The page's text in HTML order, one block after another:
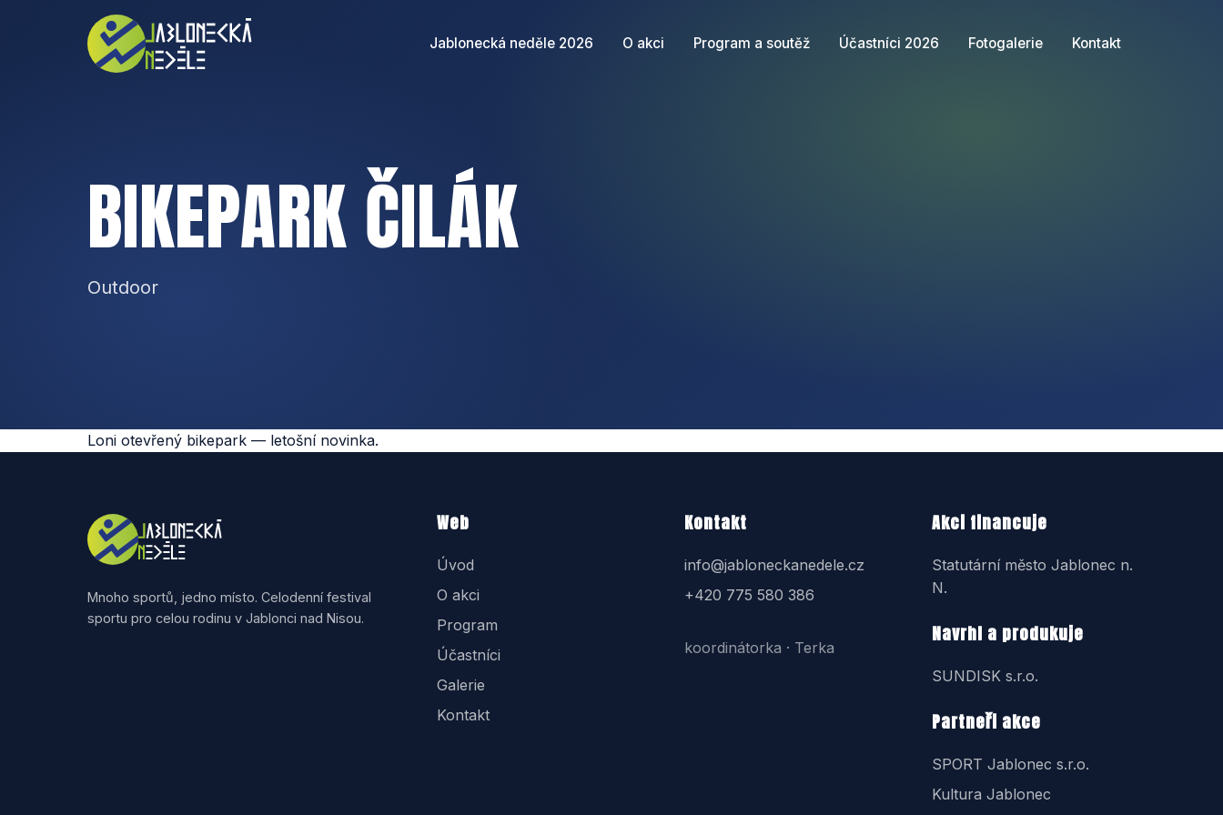
Jablonecká neděle 2026 O akci Program a soutěž Účastníci 2026 Fotogalerie Kontakt
BIKEPARK ČILÁK
Outdoor
Loni otevřený bikepark — letošní novinka.
Mnoho sportů, jedno místo. Celodenní festival
sportu pro celou rodinu v Jablonci nad Nisou.
Web
Úvod
O akci
Program
Účastníci
Galerie
Kontakt
Kontakt
info@jabloneckanedele.cz
+420 775 580 386
koordinátorka · Terka
Akci financuje
Statutární město Jablonec n.
N.
Navrhl a produkuje
SUNDISK s.r.o.
Partneři akce
SPORT Jablonec s.r.o.
Kultura Jablonec